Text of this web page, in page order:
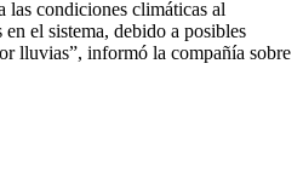
las condiciones climáticas al
el sistema, debido a posibles
lluvias”, informó la compañía sobre